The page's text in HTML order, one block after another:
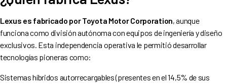
Lexus es fabricado por Toyota Motor Corporation, aunque
funciona como división autónoma con equipos de ingeniería y diseño
exclusivos. Esta independencia operativa le permitió desarrollar
tecnologías pioneras como:
Sistemas híbridos autorrecargables (presentes en el 14,5% de sus